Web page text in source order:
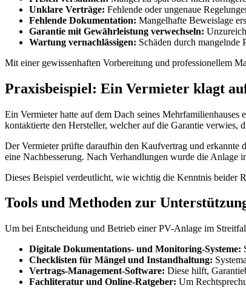
Unklare Verträge: Fehlende oder ungenaue
Fehlende Dokumentation: Mangelhafte Beweislage
Garantie mit Gewährleistung verwechseln:
Wartung vernachlässigen: Schäden durch mangelnde
Mit einer gewissenhaften Vorbereitung und professionellem
Praxisbeispiel: Ein Vermieter klagt
Ein Vermieter hatte auf dem Dach seines
kontaktierte den Hersteller, welcher auf die Garantie verwies,
Der Vermieter prüfte daraufhin den Kaufvertrag und erkannte
eine Nachbesserung. Nach Verhandlungen wurde die Anlage
Dieses Beispiel verdeutlicht, wie wichtig die Kenntnis beider
Tools und Methoden zur
Um bei Entscheidung und Betrieb einer PV-Anlage im
Digitale Dokumentations- und Monitoring-Systeme:
Checklisten für Mängel und Instandhaltung:
Vertrags-Management-Software: Diese hilft,
Fachliteratur und Online-Ratgeber: Um